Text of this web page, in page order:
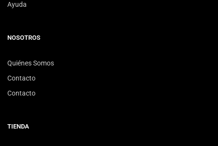
Ayuda
NOSOTROS
Quiénes Somos
Contacto
Contacto
TIENDA